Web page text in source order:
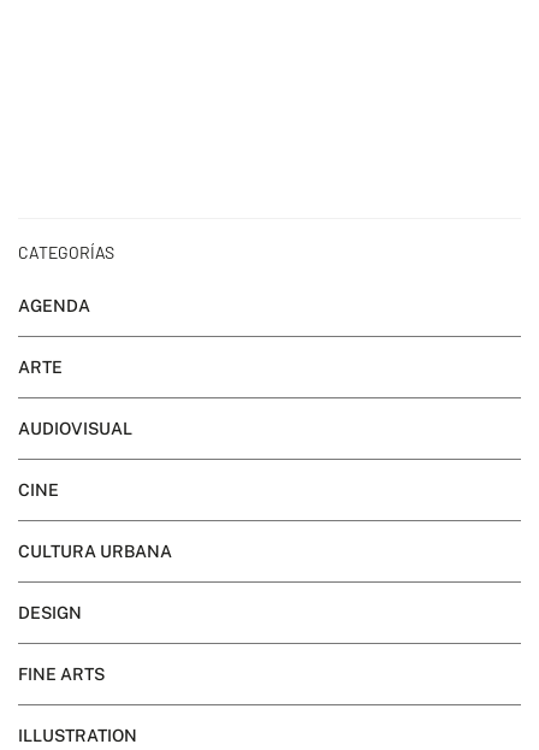
CATEGORÍAS
AGENDA
ARTE
AUDIOVISUAL
CINE
CULTURA URBANA
DESIGN
FINE ARTS
ILLUSTRATION